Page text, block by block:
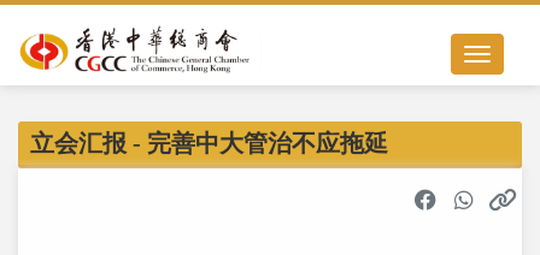
Toggle
立会汇报 - 完善中大管治不应拖延